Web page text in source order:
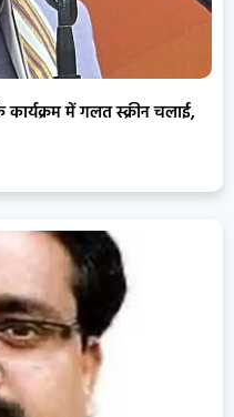
में गलत स्क्रीन चलाई,